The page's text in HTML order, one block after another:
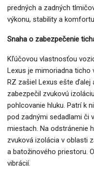
predných a zadných
výkonu, stability a
Snaha o zabezpečenie
Kľúčovou vlastnosťou
Lexus je mimoriadna ticho
RZ zašiel Lexus ešte ďalej
zabezpečil zvukovú
pohlcovanie hluku. Patrí k
pod zadnými sedadlami či
miestach. Na odstránenie
zvuková izolácia v oblasti
a batožinového priestoru.
vibrácií.